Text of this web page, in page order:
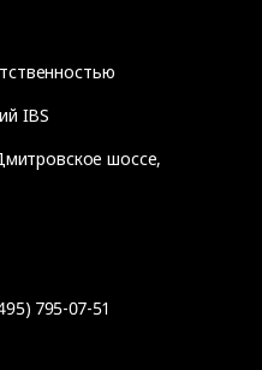
IBS
шоссе,
795-07-51